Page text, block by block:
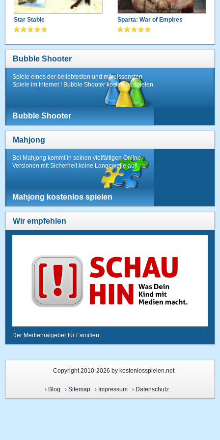
Star Stable Sparta: War of Empires
Bubble Shooter
Spiele eines der beliebtesten und mitreissensten
Spiele im Internet ! Bubble Shooter kostenlos spielen.
Bubble Shooter
Mahjong
Bei Mahjong kommt in seinen vielfältigen Online-
Versionen mit Sicherheit keine Langeweile auf!
Mahjong kostenlos spielen
Wir empfehlen
Der Medienratgeber für Familien
Copyright 2010-2026 by kostenlosspielen.net
› Blog › Sitemap› Impressum› Datenschutz